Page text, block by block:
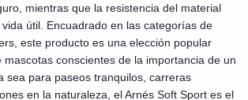
mientras que la resistencia del material
útil. Encuadrado en las categorías de
este producto es una elección popular
conscientes de la importancia de un
sea para paseos tranquilos, carreras
en la naturaleza, el Arnés Soft Sport es el